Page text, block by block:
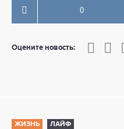
0
Оцените новость:
0
1 2 3 4
ЖИЗНЬ ЛАЙФ